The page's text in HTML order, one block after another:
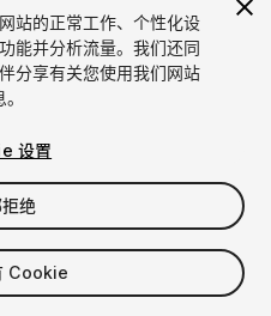
10站的正常工作、个性化设
能并分析流量。我们还同
分享有关您使用我们网站
设置
绝
Cookie